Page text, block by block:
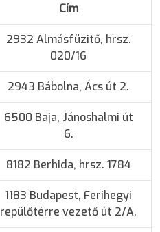
Cím
2932 Almásfüzitő, hrsz.
020/16
2943 Bábolna, Ács út 2.
6500 Baja, Jánoshalmi út
6.
8182 Berhida, hrsz. 1784
1183 Budapest, Ferihegyi
repülőtérre vezető út 2/A.